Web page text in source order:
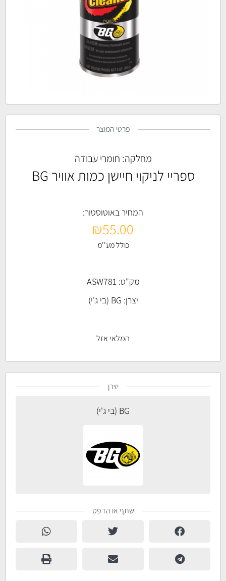
פרטי המוצר
מחלקה: חומרי עבודה
ספריי לניקוי חיישן כמות אוויר BG
המחיר באוטוסטור:
₪55.00
כולל מע''מ
מק"ט: ASW781
יצרן: BG (בי ג'י)
המלאי אזל
יצרן
BG (בי ג'י)
שתף או הדפס